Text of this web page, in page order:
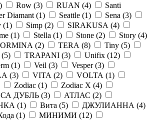
) Row (3) RUAN (4)
Santi
Diamant (1) Seattle (1) Sena (3)
(1) Simp (2) SIRAKUSA (4)
(1) Stella (1) Stone (2) Story (4)
(2) TERA (8) Tiny (5)
(5) TRAPANI (3) Unifix (12)
(1) Veil (3) Vesper (3)
(3) VITA (2) VOLTA (1)
Zodiac (1) Zodiac X (4)
ДУБЛЬ (3) АТЛАС (2)
(1) Вита (5) ДЖУЛИАННА (4)
(1) МИНИМИ (12)